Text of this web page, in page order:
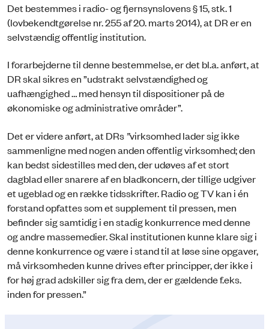
Det bestemmes i radio- og fjernsynslovens § 15, stk. 1
(lovbekendtgørelse nr. 255 af 20. marts 2014), at DR er en
selvstændig offentlig institution.
I forarbejderne til denne bestemmelse, er det bl.a. anført, at
DR skal sikres en ”udstrakt selvstændighed og
uafhængighed … med hensyn til dispositioner på de
økonomiske og administrative områder”.
Det er videre anført, at DRs”virksomhed lader sig ikke
sammenligne med nogen anden offentlig virksomhed; den
kan bedst sidestilles med den, der udøves af et stort
dagblad eller snarere af en bladkoncern, der tillige udgiver
et ugeblad og en række tidsskrifter. Radio og TV kan i én
forstand opfattes som et supplement til pressen, men
befinder sig samtidig i en stadig konkurrence med denne
og andre massemedier. Skal institutionen kunne klare sig i
denne konkurrence og være i stand til at løse sine opgaver,
må virksomheden kunne drives efter principper, der ikke i
for høj grad adskiller sig fra dem, der er gældende f.eks.
inden for pressen.”